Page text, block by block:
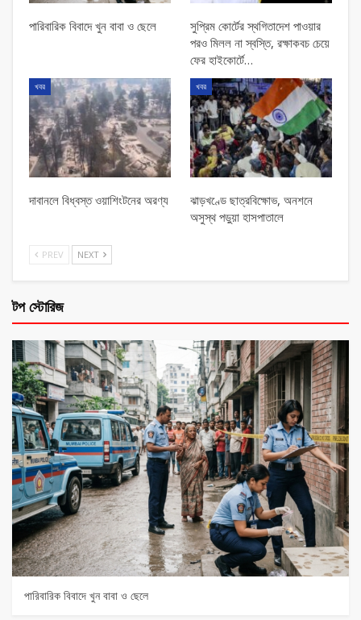
পারিবারিক বিবাদে খুন বাবা ও ছেলে
সুপ্রিম কোর্টের স্থগিতাদেশ পাওয়ার
পর‌ও মিলল না স্বস্তি, রক্ষাকবচ চেয়ে
ফের হাইকোর্টে…
খবর
দাবানলে বিধ্বস্ত ওয়াশিংটনের অরণ্য
খবর
ঝাড়খণ্ডে ছাত্রবিক্ষোভ, অনশনে
অসুস্থ পড়ুয়া হাসপাতালে
PREV NEXT
টপ স্টোরিজ
পারিবারিক বিবাদে খুন বাবা ও ছেলে